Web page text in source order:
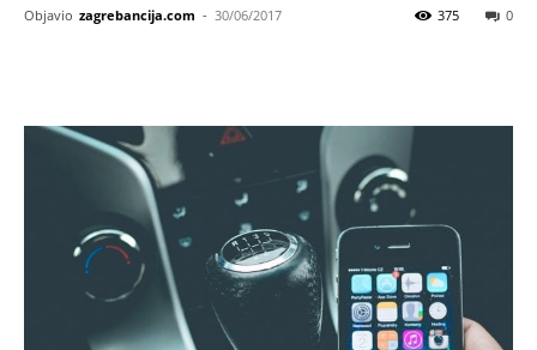
Objavio zagrebancija.com - 30/06/2017 0
375